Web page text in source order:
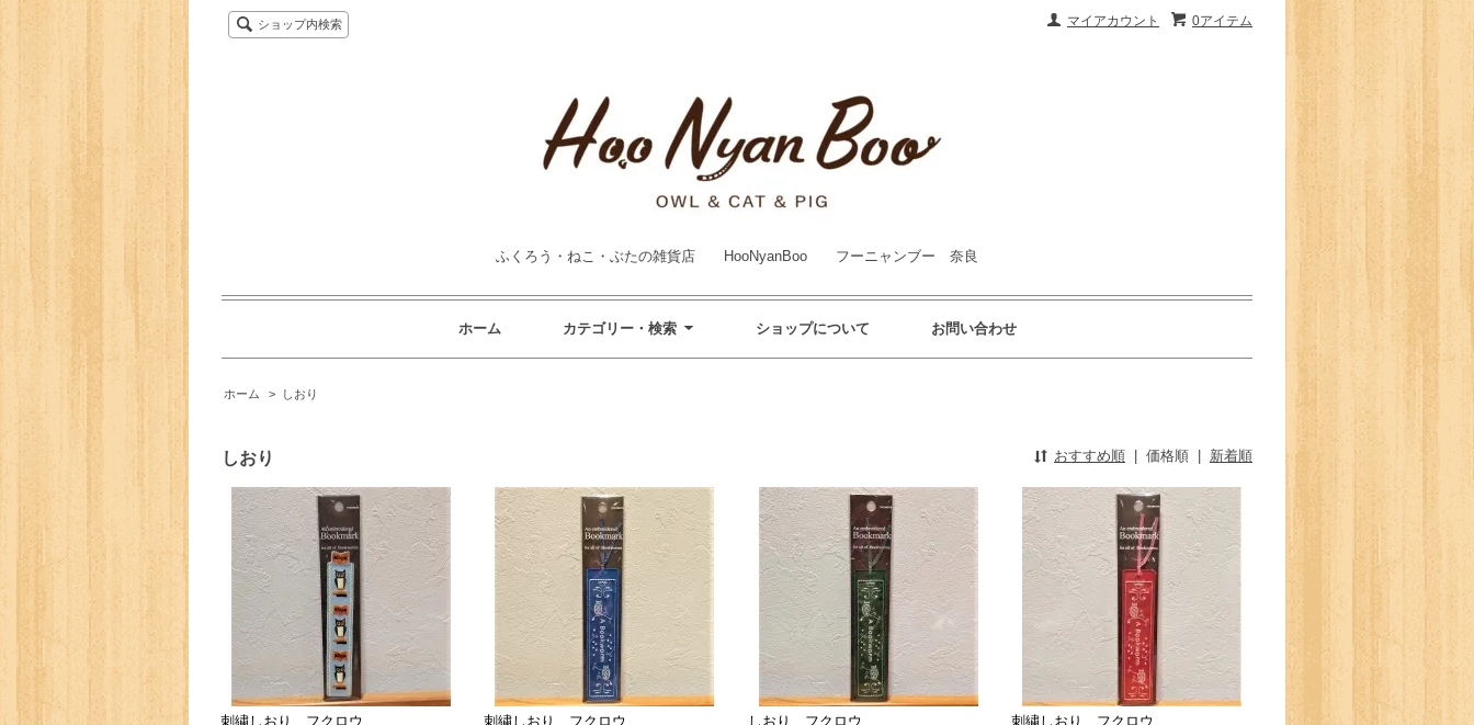
0アイテム
マイアカウント
ショップ内検索
ふくろう・ねこ・ぶたの雑貨店 HooNyanBoo フーニャンブー 奈良
ホーム カテゴリー・検索 ショップについて お問い合わせ
ホーム > しおり
しおり おすすめ順 | 価格順 | 新着順
刺繍しおり フクロウ 刺繍しおり フクロウ しおり フクロウ 刺繍しおり フクロウ